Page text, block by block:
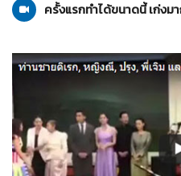
ครั้งแรกทำได้ขนาดนี้ เก่ง